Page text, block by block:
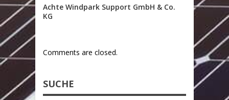
Achte Windpark Support GmbH & Co.
KG
Comments are closed.
SUCHE